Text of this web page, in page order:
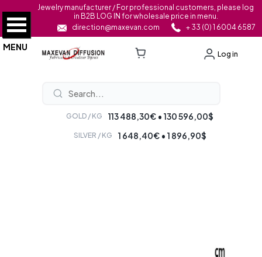
Jewelry manufacturer / For professional customers, please log
in B2B LOG IN for wholesale price in menu.
direction@maxevan.com
+ 33 (0) 1 6004 6587
Log in
GOLD / KG 113 488,30€ • 130 596,00$
SILVER / KG 1 648,40€ • 1 896,90$
MENU